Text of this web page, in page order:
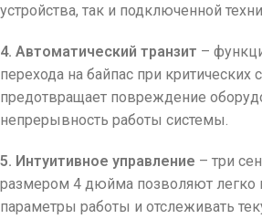
устройства, так и подключенной
4. Автоматический транзит –
перехода на байпас при критических
предотвращает повреждение
непрерывность работы системы.
5. Интуитивное управление – три
размером 4 дюйма позволяют легко
параметры работы и отслеживать